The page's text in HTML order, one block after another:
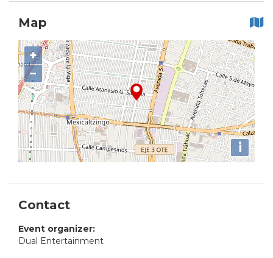
Map
+
−
i
Contact
Event organizer:
Dual Entertainment